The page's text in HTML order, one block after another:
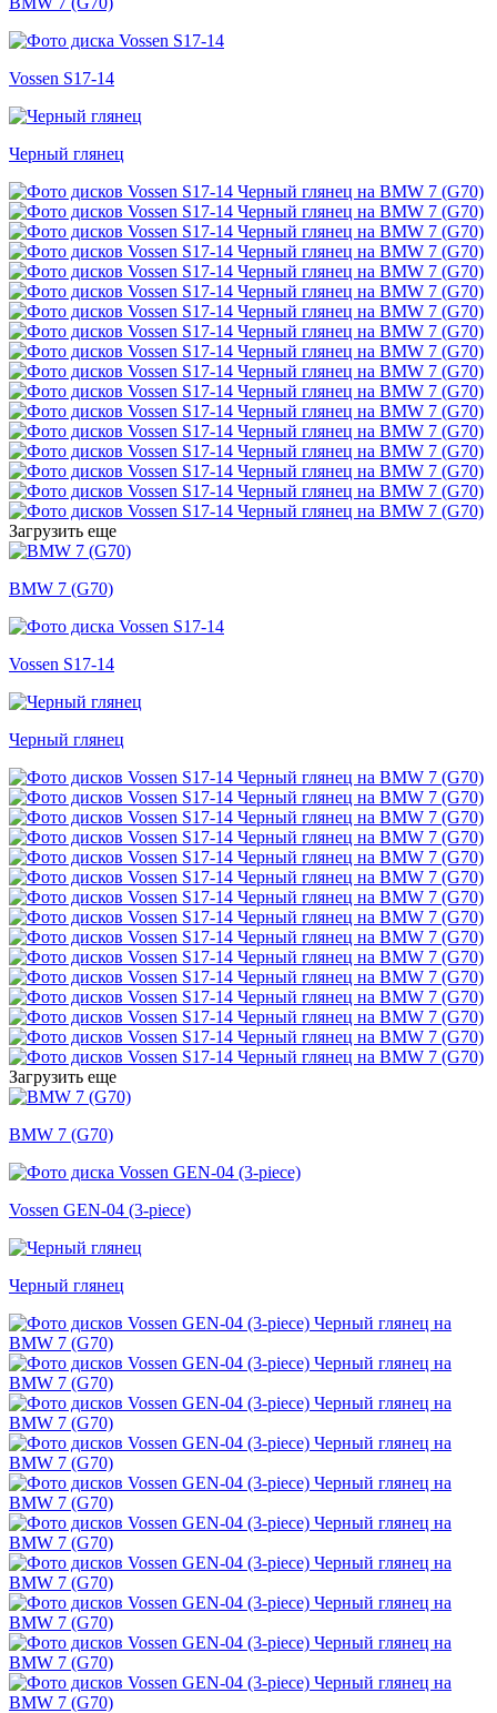
Vossen S17-14
Черный глянец
Загрузить еще
BMW 7 (G70)
Vossen S17-14
Черный глянец
Загрузить еще
BMW 7 (G70)
Vossen GEN-04 (3-piece)
Черный глянец